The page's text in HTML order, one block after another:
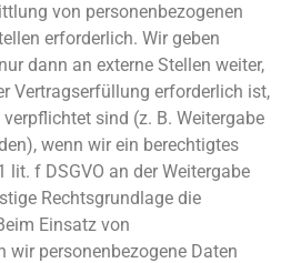
von personenbezogenen
erforderlich. Wir geben
dann an externe Stellen weiter,
Vertragserfüllung erforderlich ist,
sind (z. B. Weitergabe
wenn wir ein berechtigtes
lit. f DSGVO an der Weitergabe
Rechtsgrundlage die
Einsatz von
wir personenbezogene Daten